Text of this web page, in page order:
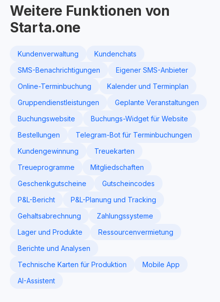
Weitere Funktionen von
Starta.one
Kundenverwaltung
Kundenchats
SMS-Benachrichtigungen
Eigener SMS-Anbieter
Online-Terminbuchung
Kalender und Terminplan
Gruppendienstleistungen
Geplante Veranstaltungen
Buchungswebsite
Buchungs-Widget für Website
Bestellungen
Telegram-Bot für Terminbuchungen
Kundengewinnung
Treuekarten
Treueprogramme
Mitgliedschaften
Geschenkgutscheine
Gutscheincodes
P&L-Bericht
P&L-Planung und Tracking
Gehaltsabrechnung
Zahlungssysteme
Lager und Produkte
Ressourcenvermietung
Berichte und Analysen
Technische Karten für Produktion
Mobile App
AI-Assistent